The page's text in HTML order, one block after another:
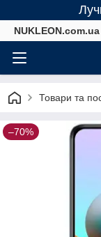
Товари та
–70%